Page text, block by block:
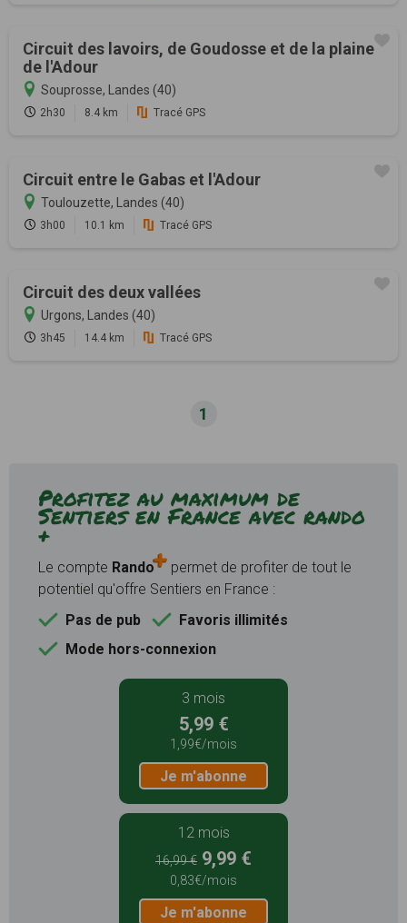
Circuit des lavoirs, de Goudosse et de la plaine
de l'Adour
Souprosse, Landes (40)
2h30 8.4 km Tracé GPS
Circuit entre le Gabas et l'Adour
Toulouzette, Landes (40)
3h00 10.1 km Tracé GPS
Circuit des deux vallées
Urgons, Landes (40)
3h45 14.4 km Tracé GPS
1
Profitez au maximum de
Sentiers en France avec rando
+
Le compte Rando
permet de profiter de tout le
potentiel qu'offre Sentiers en France :
Pas de pub
Favoris illimités
Mode hors-connexion
3 mois
5,99 €
1,99€/mois
Je m'abonne
12 mois
16,99 € 9,99 €
0,83€/mois
Je m'abonne